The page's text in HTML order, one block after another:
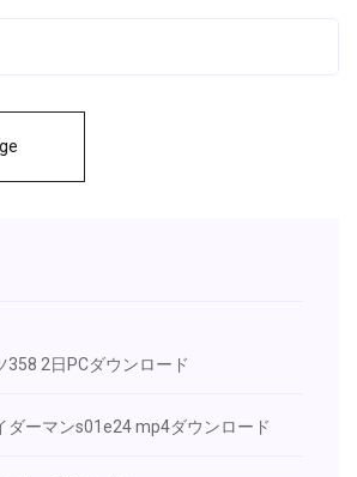
358 2日PCダウンロード
ダーマンs01e24 mp4ダウンロード